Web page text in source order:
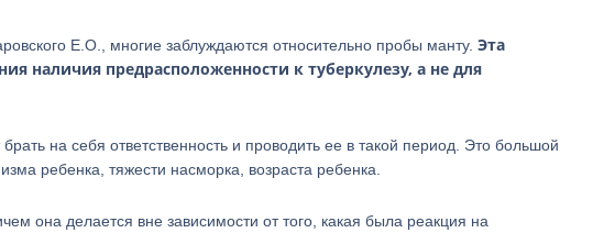
Е.О., многие заблуждаются относительно пробы манту. Эта
наличия предрасположенности к туберкулезу, а не для
на себя ответственность и проводить ее в такой период. Это большой
ребенка, тяжести насморка, возраста ребенка.
она делается вне зависимости от того, какая была реакция на